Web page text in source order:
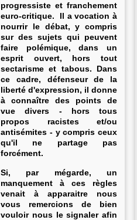
progressiste et franchement
euro-critique. Il a vocation à
nourrir le débat, y compris
sur des sujets qui peuvent
faire polémique, dans un
esprit ouvert, hors tout
sectarisme et tabous. Dans
ce cadre, défenseur de la
liberté d'expression, il donne
à connaître des points de
vue divers - hors tous
propos racistes et/ou
antisémites - y compris ceux
qu'il ne partage pas
forcément.
Si, par mégarde, un
manquement à ces règles
venait à apparaitre nous
vous remercions de bien
vouloir nous le signaler afin